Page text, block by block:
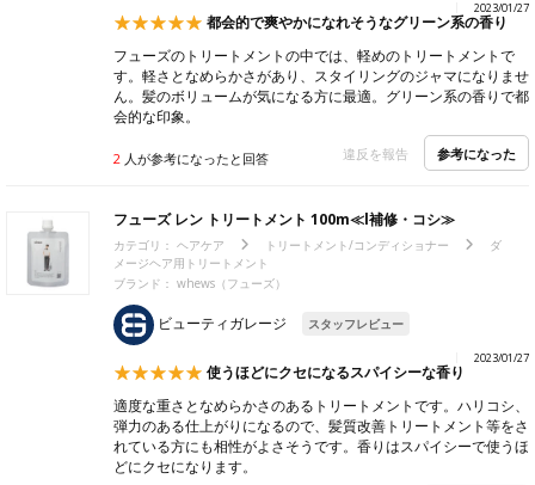
2023/01/27
都会的で爽やかになれそうなグリーン系の香り
フューズのトリートメントの中では、軽めのトリートメントで
す。軽さとなめらかさがあり、スタイリングのジャマになりませ
ん。髪のボリュームが気になる方に最適。グリーン系の香りで都
会的な印象。
2 人が参考になったと回答 違反を報告 参考になった
フューズ レン トリートメント 100m≪l補修・コシ≫
カテゴリ： ヘアケア トリートメント/コンディショナー
ダ
メージヘア用トリートメント
ブランド： whews（フューズ）
ビューティガレージ スタッフレビュー
2023/01/27
使うほどにクセになるスパイシーな香り
適度な重さとなめらかさのあるトリートメントです。ハリコシ、
弾力のある仕上がりになるので、髪質改善トリートメント等をさ
れている方にも相性がよさそうです。香りはスパイシーで使うほ
どにクセになります。